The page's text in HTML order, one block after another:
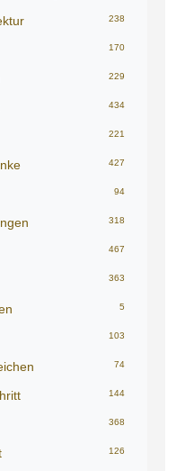
238
170
229
434
221
427
94
318
467
363
5
103
74
144
368
126